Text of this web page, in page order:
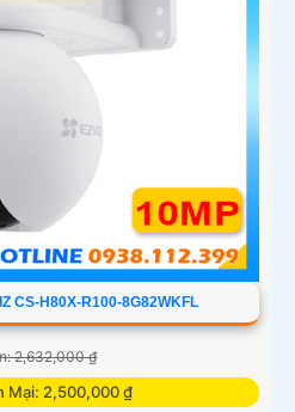
CS-H80X-R100-8G82WKFL
2,632,000 ₫
Mại: 2,500,000 ₫